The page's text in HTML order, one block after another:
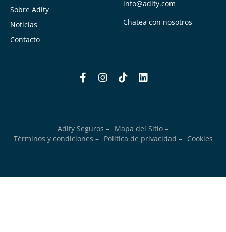
Sobre Adity
Noticias
Contacto
info@adity.com
Chatea con nosotros
Adity Seguros – Mapa del Sitio –
Términos y condiciones –
Política de privacidad – Cookies